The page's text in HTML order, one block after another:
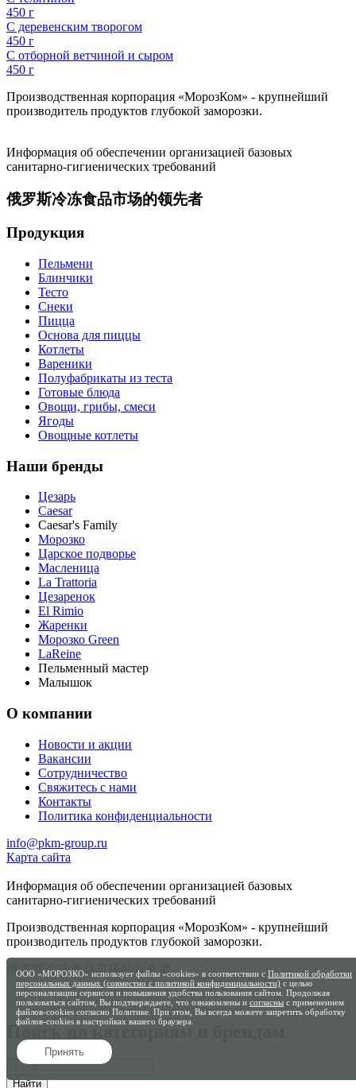
450 г
С деревенским творогом
450 г
С отборной ветчиной и сыром
450 г
Производственная корпорация «МорозКом» - крупнейший
производитель продуктов глубокой заморозки.
Информация об обеспечении организацией базовых
санитарно-гигиенических требований
俄罗斯冷冻食品市场的领先者
Продукция
Пельмени
Блинчики
Тесто
Снеки
Пицца
Основа для пиццы
Котлеты
Вареники
Полуфабрикаты из теста
Готовые блюда
Овощи, грибы, смеси
Ягоды
Овощные котлеты
Наши бренды
Цезарь
Caesar
Caesar's Family
Морозко
Царское подворье
Масленица
La Trattoria
Цезаренок
El Rimio
Жаренки
Морозко Green
LaReine
Пельменный мастер
Малышок
О компании
Новости и акции
Вакансии
Сотрудничество
Свяжитесь с нами
Контакты
Политика конфиденциальности
info@pkm-group.ru
Карта сайта
Информация об обеспечении организацией базовых
санитарно-гигиенических требований
Производственная корпорация «МорозКом» - крупнейший
производитель продуктов глубокой заморозки.
俄罗斯冷冻食品市场的领先者
Поиск по категориям и брендам
Найти
ООО «МОРОЗКО» использует файлы «cookies» в соответствии с Политикой обработки
персональных данных (совместно с политикой конфиденциальности) с целью
персонализации сервисов и повышения удобства пользования сайтом. Продолжая
пользоваться сайтом, Вы подтверждаете, что ознакомлены и согласны с применением
файлов-cookies согласно Политике. При этом, Вы всегда можете запретить обработку
файлов-cookies в настройках вашего браузера.
Принять